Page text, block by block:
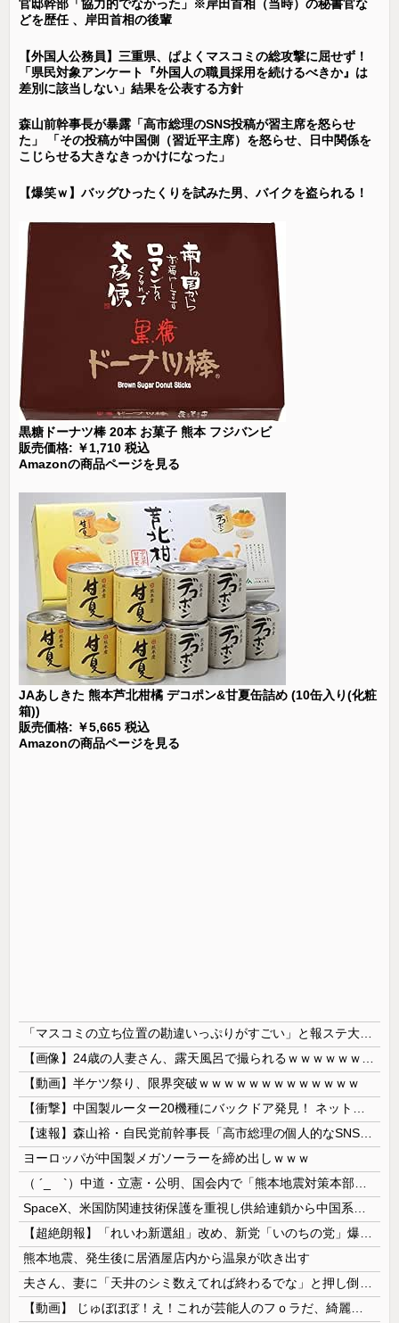
官邸幹部「協力的でなかった」※岸田首相（当時）の秘書官な
どを歴任 、岸田首相の後輩
【外国人公務員】三重県、ぱよくマスコミの総攻撃に屈せず！
「県民対象アンケート『外国人の職員採用を続けるべきか』は
差別に該当しない」結果を公表する方針
森山前幹事長が暴露「高市総理のSNS投稿が習主席を怒らせ
た」 「その投稿が中国側（習近平主席）を怒らせ、日中関係を
こじらせる大きなきっかけになった」
【爆笑ｗ】バッグひったくりを試みた男、バイクを盗られる！
黒糖ドーナツ棒 20本 お菓子 熊本 フジバンビ
販売価格: ￥1,710 税込
Amazonの商品ページを見る
JAあしきた 熊本芦北柑橘 デコポン&甘夏缶詰め (10缶入り(化粧
箱))
販売価格: ￥5,665 税込
Amazonの商品ページを見る
【動画】半ケツ祭り、限界突破ｗｗｗｗｗｗｗｗｗｗｗｗｗ
ヨーロッパが中国製メガソーラーを締め出しｗｗｗ
熊本地震、発生後に居酒屋店内から温泉が吹き出す